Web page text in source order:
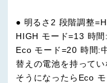
● 明るさ2 段階調整
HIGH モード=13 時
Eco モード=20 時間:
替えの電池を持って
そうになったらEco